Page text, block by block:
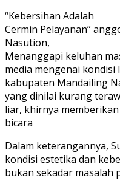
“Kebersihan Adalah
Cermin Pelayanan”
Nasution,
Menanggapi keluhan
media mengenai
kabupaten Mandailing
yang dinilai kurang
liar, khirnya
bicara
​Dalam keterangannya,
kondisi estetika dan
bukan sekadar masalah